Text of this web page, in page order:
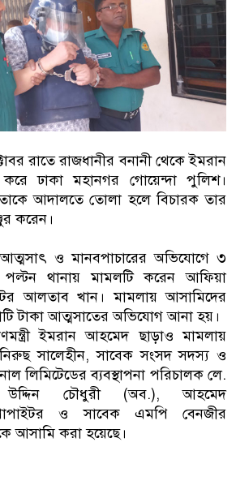
রাতে রাজধানীর বনানী থেকে ইমরান
ঢাকা মহানগর গোয়েন্দা পুলিশ।
আদালতে তোলা হলে বিচারক তার
করেন।
ও মানবপাচারের অভিযোগে ৩
পল্টন থানায় মামলটি করেন আফিয়া
আলতাব খান। মামলায় আসামিদের
টাকা আত্মসাতের অভিযোগ আনা হয়।
ইমরান আহমেদ ছাড়াও মামলায়
সালেহীন, সাবেক সংসদ সদস্য ও
লিমিটেডের ব্যবস্থাপনা পরিচালক লে.
উদ্দিন চৌধুরী (অব.), আহমেদ
ও সাবেক এমপি বেনজীর
করা হয়েছে।